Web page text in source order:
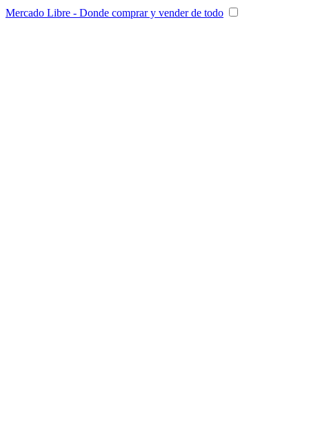
Mercado Libre - Donde comprar y vender de todo